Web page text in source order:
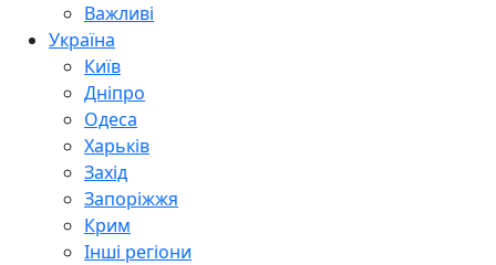
Важливі
Україна
Київ
Дніпро
Одеса
Харьків
Захід
Запоріжжя
Крим
Інші регіони